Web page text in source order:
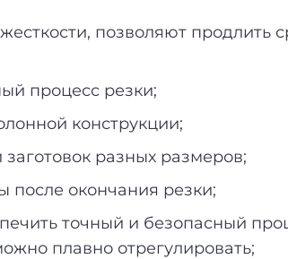
позволяют продлить
процесс резки;
конструкции;
разных размеров;
после окончания резки;
точный и безопасный
плавно отрегулировать;